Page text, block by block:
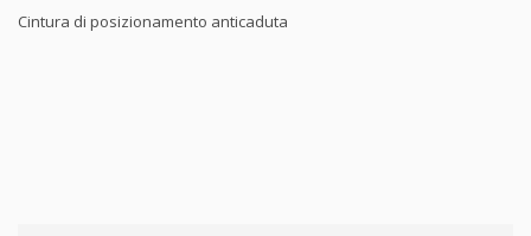
Cintura di posizionamento anticaduta